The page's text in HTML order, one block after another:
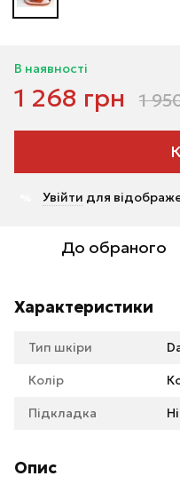
В наявності
1 268 грн 1
Увійти для
До обраного
Характеристики
Тип шкіри
Колір
Підкладка Ні
Опис